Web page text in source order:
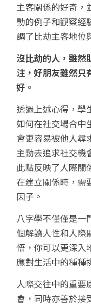
五行八字
主客關係的好奇，
動的例子和觀察經
調了比劫主客地位
沒比劫的人，雖然
注，好朋友雖然只
好。
透過上述心得，學
如何在社交場合中
會更容易被他人尋
主動去追求社交機
此點反映了人際關
在建立關係時，需
因子。
八字學不僅僅是一
個解讀人性和人際
悟，你可以更深入
應對生活中的種種
人際交往中的重要
會，同時亦善於接